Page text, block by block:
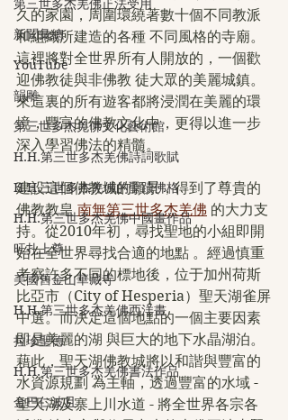
第三世多杰羌佛正法受用
新聞彙總
YouTube
韻雕
第三世多杰羌佛文化藝術館
H.H.第三世多杰羌佛詩詞歌賦
H.H.三世多杰羌佛的聖蹟佛格
H.H.第三世多杰羌佛中國畫作品
旺扎上尊
美國舊金山華藏寺
H.H.第三世多杰羌佛西洋畫
拉珍聖德
H.H.第三世多杰羌佛書法作品
金巴仁波且
久的家園，周圍環繞著數十個不同教派
和組織所建造的各種 不同風格的寺廟。
這裡將對全世界所有人開放的，一個歡
迎佛教徒與非佛教 徒大眾的美麗城鎮。
來這裏的所有遊客都將浸潤在美麗的環
境，豐富的佛教文化中，更得以進一步
深入學習佛法的精髓。
建設這個佛教城的願景，得到了尊貴的
佛教教皇 南無第三世多杰羌佛 的大力支
持。從2010年初，尋找聖地的小組即開
始在全世界尋找合適的地點 。經過慎重
考察許多不同的標地後，位于加州荷斯
比亞市（City of Hesperia）聖天湖雀屏
中選。而決定這個地點的一個主要因素
即是美麗的湖 與巨大的地下水晶湖泊。
藉此，聖天湖佛教城將以和諧與豐富的
水資源規劃 為主軸，透過豐富的水域 -
聖天湖及寨上川水道 - 將全世界各宗各